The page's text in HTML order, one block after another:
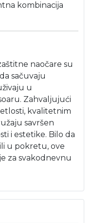
kombinacija
naočare su
sačuvaju
u
Zahvaljujući
kvalitetnim
savršen
i estetike. Bilo da
u pokretu, ove
za svakodnevnu